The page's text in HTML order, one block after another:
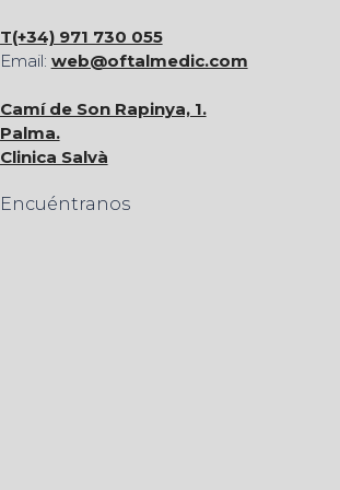
T(+34) 971 730 055
Email: web@oftalmedic.com
Camí de Son Rapinya, 1.
Palma.
Clinica Salvà
Encuéntranos